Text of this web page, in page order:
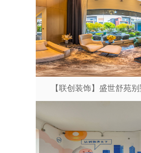
【联创装饰】盛世舒苑